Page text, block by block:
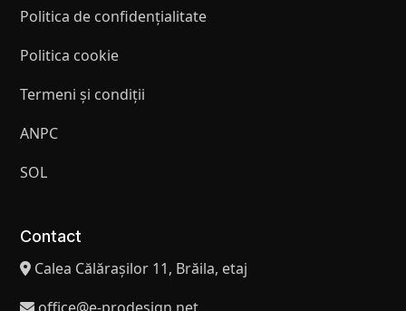
Politica de confidențialitate
Politica cookie
Termeni și condiții
ANPC
SOL
Contact
Calea Călărașilor 11, Brăila, etaj